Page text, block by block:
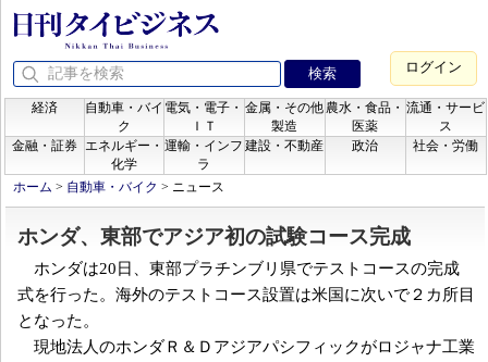
ログイン
経済
自動車・バイ
ク
電気・電子・
ＩＴ
金属・その他
製造
農水・食品・
医薬
流通・サービ
ス
金融・証券
エネルギー・
化学
運輸・インフ
ラ
建設・不動産 政治 社会・労働
ホーム > 自動車・バイク > ニュース
ホンダ、東部でアジア初の試験コース完成
ホンダは20日、東部プラチンブリ県でテストコースの完成
式を行った。海外のテストコース設置は米国に次いで２カ所目
となった。
現地法人のホンダＲ＆Ｄアジアパシフィックがロジャナ工業